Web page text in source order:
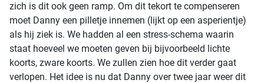
zich is dit ook geen ramp. Om dit tekort te compenseren
moet Danny een pilletje innemen (lijkt op een asperientje)
als hij ziek is. We hadden al een stress-schema waarin
staat hoeveel we moeten geven bij bijvoorbeeld lichte
koorts, zware koorts. We zullen zien hoe dit verder gaat
verlopen. Het idee is nu dat Danny over twee jaar weer dit